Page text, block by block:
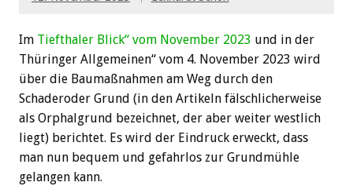
Im Tiefthaler Blick“ vom November 2023 und in der
Thüringer Allgemeinen“ vom 4. November 2023 wird
über die Baumaßnahmen am Weg durch den
Schaderoder Grund (in den Artikeln fälschlicherweise
als Orphalgrund bezeichnet, der aber weiter westlich
liegt) berichtet. Es wird der Eindruck erweckt, dass
man nun bequem und gefahrlos zur Grundmühle
gelangen kann.